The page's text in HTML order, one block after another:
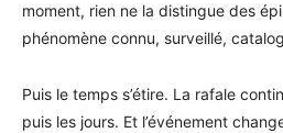
moment, rien ne la distingue des
phénomène connu, surveillé,
Puis le temps s’étire. La rafale
puis les jours. Et l’événement